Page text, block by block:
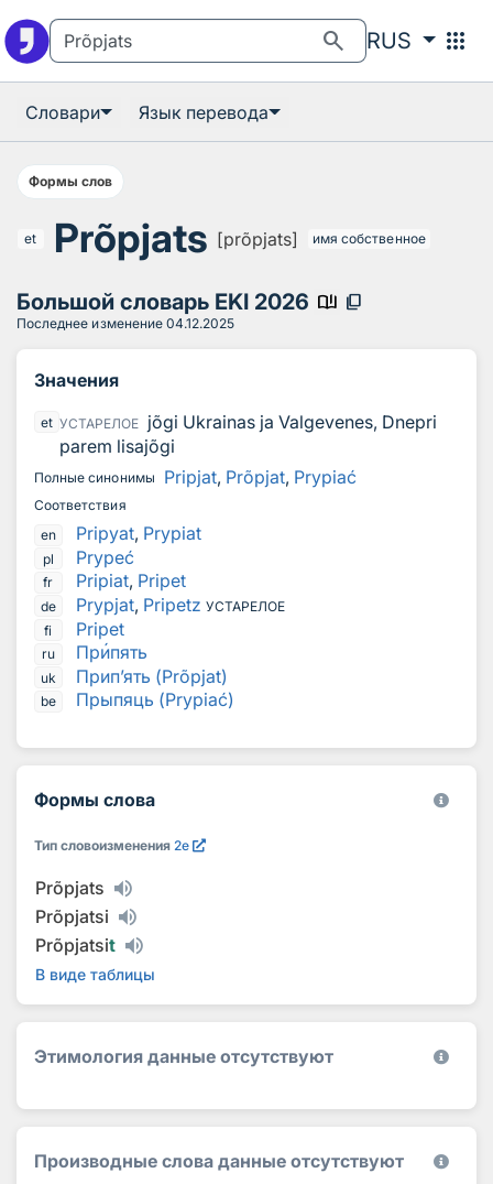
search RUS apps
Словари Язык перевода
Формы слов
et Prõpjats [prõpjats] имя собственное
Большой словарь EKI 2026 book_ribbon content_copy
Последнее изменение 04.12.2025
Значения
et УСТАРЕЛОЕ jõgi Ukrainas ja Valgevenes, Dnepri
parem lisajõgi
Полные синонимы Pripjat, Prõpjat, Prypiać
Соответствия
en
Pripyat, Prypiat
pl Prypeć
fr Pripiat, Pripet
de Prypjat, Pripetz УСТАРЕЛОЕ
fi
Pripet
ru Припять
uk Прип’ять (Prõpjat)
be Прыпяць (Prypiać)
Формы слова
Тип словоизменения 2e
Prõpjats
Prõpjatsi
Prõpjatsit
В виде таблицы
Этимология данные отсутствуют
Производные слова данные отсутствуют